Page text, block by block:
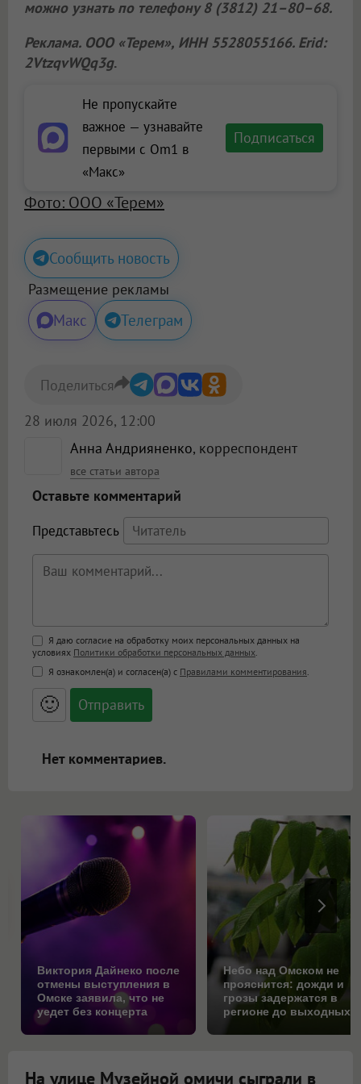
можно узнать по телефону 8 (3812) 21–80–68.
Реклама. ООО «Терем», ИНН 5528055166. Erid:
2VtzqvWQq3g.
Не пропускайте
важное — узнавайте
первыми с Om1 в
«Макс»
Подписаться
Фото: ООО «Терем»
Сообщить новость
Размещение рекламы
Макс Телеграм
Анна Андрияненко, корреспондент
все статьи автора
28 июля 2026, 12:00
Поделиться
Оставьте комментарий
Представьтесь
Поддержка HTML
<b>, <strong>, <u>, <i>, <em>, <s>, <big>,
<small>, <sup>, <sub>, <pre>, <ul>, <ol>, <li>,
<blockquote>, <code> экранирует HTML,
адреса URL автоматически становятся
ссылками, и [img]адрес[/img] будет
Я даю согласие на обработку моих персональных данных на
условиях Политики обработки персональных данных
Я ознакомлен(а) и согласен(а) с Правилами комментирования
🙂
Нет комментариев.
Виктория Дайнеко после
отмены выступления в
Омске заявила, что не
уедет без концерта
Небо над Омском не
прояснится: дожди и
грозы задержатся в
регионе до выходных
На улице Музейной омичи сыграли в